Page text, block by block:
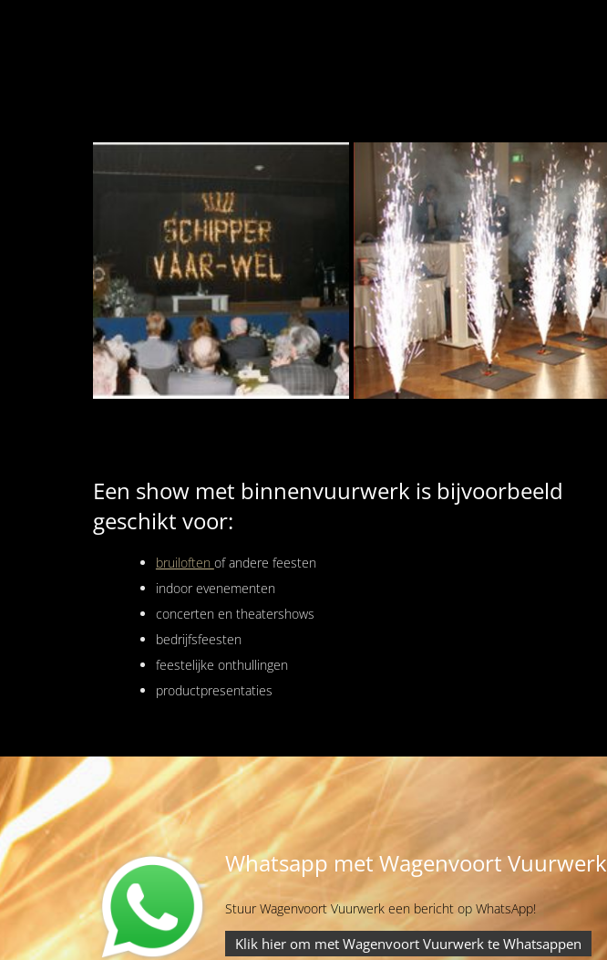
Een show met binnenvuurwerk is bijvoorbeeld
geschikt voor:
bruiloften of andere feesten
indoor evenementen
concerten en theatershows
bedrijfsfeesten
feestelijke onthullingen
productpresentaties
Whatsapp met Wagenvoort Vuurwerk
Stuur Wagenvoort Vuurwerk een bericht op WhatsApp!
Klik hier om met Wagenvoort Vuurwerk te Whatsappen